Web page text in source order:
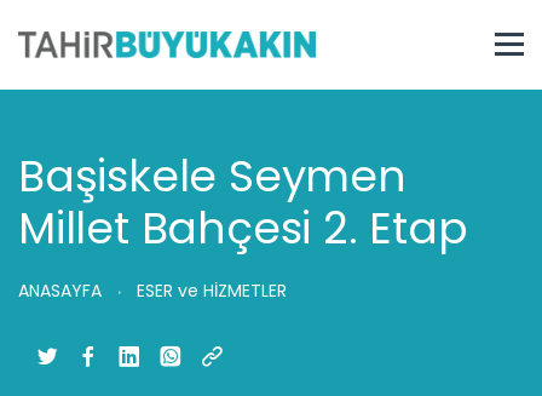
Başiskele Seymen
Millet Bahçesi 2. Etap
ANASAYFA ESER ve HİZMETLER